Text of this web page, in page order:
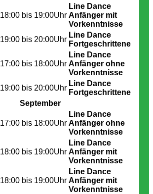
18:00 bis 19:00Uhr
Line Dance
Anfänger mit
Vorkenntnisse
19:00 bis 20:00Uhr
Line Dance
Fortgeschrittene
17:00 bis 18:00Uhr
Line Dance
Anfänger ohne
Vorkenntnisse
19:00 bis 20:00Uhr
Line Dance
Fortgeschrittene
September
17:00 bis 18:00Uhr
Line Dance
Anfänger ohne
Vorkenntnisse
18:00 bis 19:00Uhr
Line Dance
Anfänger mit
Vorkenntnisse
18:00 bis 19:00Uhr
Line Dance
Anfänger mit
Vorkenntnisse